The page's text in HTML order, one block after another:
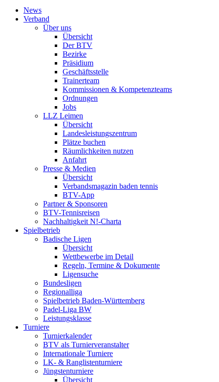
News
Verband
Über uns
Übersicht
Der BTV
Bezirke
Präsidium
Geschäftsstelle
Trainerteam
Kommissionen & Kompetenzteams
Ordnungen
Jobs
LLZ Leimen
Übersicht
Landesleistungszentrum
Plätze buchen
Räumlichkeiten nutzen
Anfahrt
Presse & Medien
Übersicht
Verbandsmagazin baden tennis
BTV-App
Partner & Sponsoren
BTV-Tennisreisen
Nachhaltigkeit N!-Charta
Spielbetrieb
Badische Ligen
Übersicht
Wettbewerbe im Detail
Regeln, Termine & Dokumente
Ligensuche
Bundesligen
Regionalliga
Spielbetrieb Baden-Württemberg
Padel-Liga BW
Leistungsklasse
Turniere
Turnierkalender
BTV als Turnierveranstalter
Internationale Turniere
LK- & Ranglistenturniere
Jüngstenturniere
Übersicht